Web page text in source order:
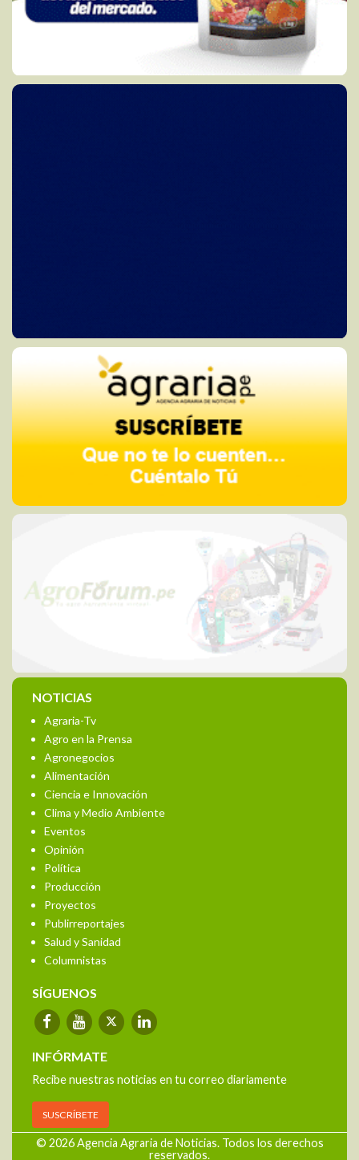
NOTICIAS
Agraria-Tv
Agro en la Prensa
Agronegocios
Alimentación
Ciencia e Innovación
Clima y Medio Ambiente
Eventos
Opinión
Política
Producción
Proyectos
Publirreportajes
Salud y Sanidad
Columnistas
SÍGUENOS
INFÓRMATE
Recibe nuestras noticias en tu correo diariamente
SUSCRÍBETE
© 2026 Agencia Agraria de Noticias. Todos los derechos
reservados.